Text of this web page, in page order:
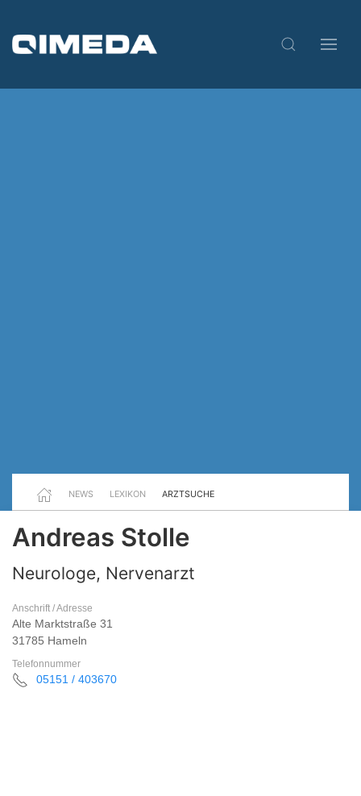
NEWS LEXIKON ARZTSUCHE
Andreas Stolle
Neurologe, Nervenarzt
Anschrift / Adresse
Alte Marktstraße 31
31785 Hameln
Telefonnummer
05151 / 403670